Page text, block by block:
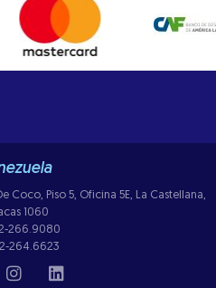
Coco, Piso 5, Oficina 5E, La Castellana,
1060
266.9080
264.6623